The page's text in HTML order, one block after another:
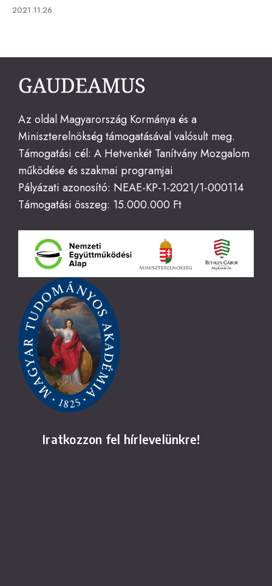
Published
2021.11.26.
Az oldal Magyarország Kormánya és a
Miniszterelnökség támogatásával valósult meg.
Támogatási cél: A Hetvenkét Tanítvány Mozgalom
működése és szakmai programjai
Pályázati azonosító: NEAE-KP-1-2021/1-000114
Támogatási összeg: 15.000.000 Ft
Iratkozzon fel hírlevelünkre!